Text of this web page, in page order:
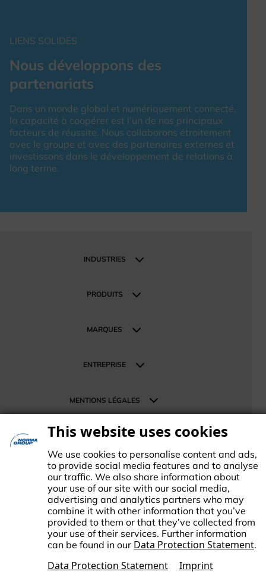
This website uses cookies
We use cookies to personalise content and ads,
to provide social media features and to analyse
our traffic. We also share information about
your use of our site with our social media,
advertising and analytics partners who may
combine it with other information that you’ve
provided to them or that they’ve collected from
your use of their services. Further information
can be found in our Data Protection Statement.
Data Protection Statement Imprint
LIENS SOLIDES
Nous développons des
partenariats
Dans un monde global et numériquement connecté,
la capacité à coopérer est l’un de nos principaux
facteurs de réussite. Nous collaborons étroitement
avec le groupe et avec des partenaires externes et
investissons dans le développement de relations à
long terme.
INDUSTRIES
Industrie et fabrication
Mobilité
PRODUITS
MARQUES
ENTREPRISE
News
Carrière
MENTIONS LÉGALES
Data Protection
Imprint
Change Cookie settings
SUPPORT
Contactez-nous
groupe NORMA est un leader international du marché dans le
des technologies de connexion conçues sur mesure et
commerciaux dans la réponse aux défis mondiaux tels que